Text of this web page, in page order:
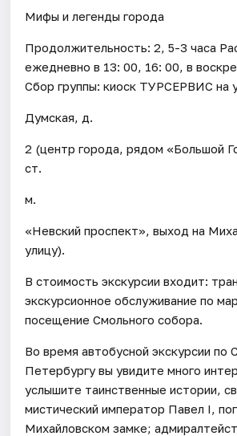
Мифы и легенды города
Продолжительность: 2, 5-3 часа
ежедневно в 13: 00, 16: 00, в
Сбор группы: киоск ТУРСЕРВИС на
Думская, д.
2 (центр города, рядом «Большой
ст.
м.
«Невский проспект», выход на
улицу).
В стоимость экскурсии входит:
экскурсионное обслуживание по
посещение Смольного собора.
Во время автобусной экскурсии по
Петербургу вы увидите много
услышите таинственные истории,
мистический император Павел I,
Михайловском замке;